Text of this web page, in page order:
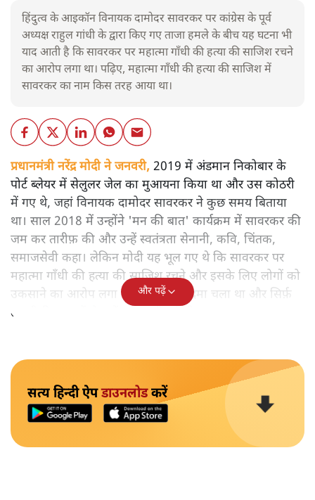
हिंदुत्व के आइकॉन विनायक दामोदर सावरकर पर कांग्रेस के पूर्व
अध्यक्ष राहुल गांधी के द्वारा किए गए ताजा हमले के बीच यह घटना भी
याद आती है कि सावरकर पर महात्मा गाँधी की हत्या की साजिश रचने
का आरोप लगा था। पढ़िए, महात्मा गाँधी की हत्या की साजिश में
सावरकर का नाम किस तरह आया था।
प्रधानमंत्री नरेंद्र मोदी ने जनवरी, 2019 में अंडमान निकोबार के
पोर्ट ब्लेयर में सेलुलर जेल का मुआयना किया था और उस कोठरी
में गए थे, जहां विनायक दामोदर सावरकर ने कुछ समय बिताया
था। साल 2018 में उन्होंने 'मन की बात' कार्यक्रम में सावरकर की
जम कर तारीफ़ की और उन्हें स्वतंत्रता सेनानी, कवि, चिंतक,
समाजसेवी कहा। लेकिन मोदी यह भूल गए थे कि सावरकर पर
महात्मा गाँधी की हत्या की साजिश रचने और इसके लिए लोगों को
उकसाने का आरोप लगा था, उन पर मुक़दमा चला था और सिर्फ़
तकनीकी कारणों से उन्हें सज़ा नहीं हुई थी।
और पढ़ें
सत्य हिन्दी ऐपडाउनलोडकरें